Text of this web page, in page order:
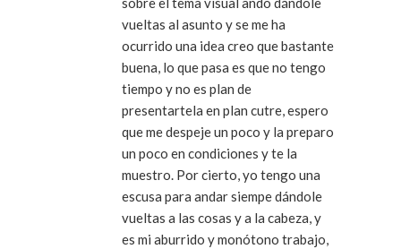
vueltas al asunto y se me ha
ocurrido una idea creo que bastante
buena, lo que pasa es que no tengo
tiempo y no es plan de
presentartela en plan cutre, espero
que me despeje un poco y la preparo
un poco en condiciones y te la
muestro. Por cierto, yo tengo una
escusa para andar siempe dándole
vueltas a las cosas y a la cabeza, y
es mi aburrido y monótono trabajo,